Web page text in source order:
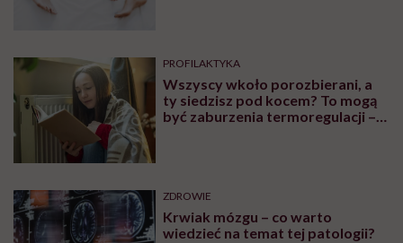
PROFILAKTYKA
Wszyscy wkoło porozbierani, a
ty siedzisz pod kocem? To mogą
być zaburzenia termoregulacji –
ZDROWIE
Krwiak mózgu – co warto
wiedzieć na temat tej patologii?